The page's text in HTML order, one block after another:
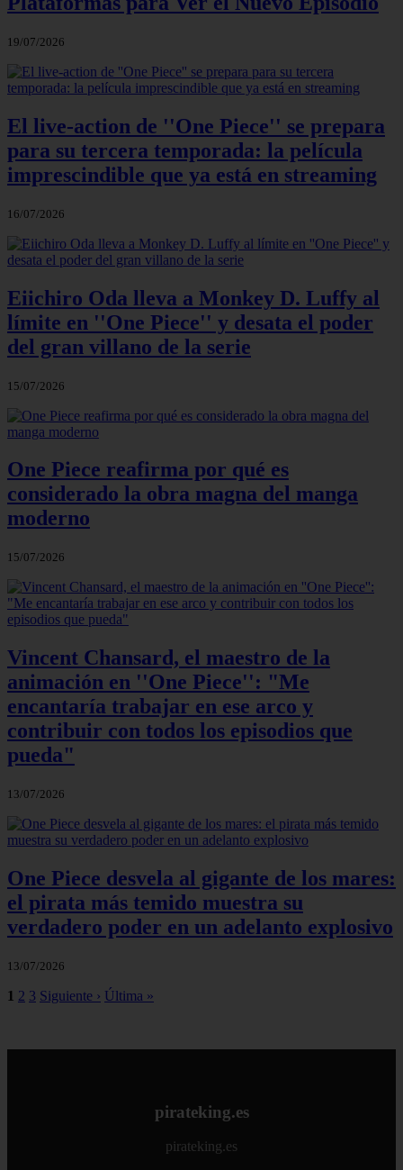
19/07/2026
El live-action de ''One Piece'' se prepara
para su tercera temporada: la película
imprescindible que ya está en streaming
16/07/2026
Eiichiro Oda lleva a Monkey D. Luffy al
límite en ''One Piece'' y desata el poder
del gran villano de la serie
15/07/2026
One Piece reafirma por qué es
considerado la obra magna del manga
moderno
15/07/2026
Vincent Chansard, el maestro de la
animación en ''One Piece'': "Me
encantaría trabajar en ese arco y
contribuir con todos los episodios que
pueda"
13/07/2026
One Piece desvela al gigante de los mares:
el pirata más temido muestra su
verdadero poder en un adelanto explosivo
13/07/2026
1 2 3 Siguiente › Última »
pirateking.es
pirateking.es